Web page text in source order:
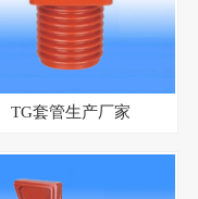
TG套管生产厂家